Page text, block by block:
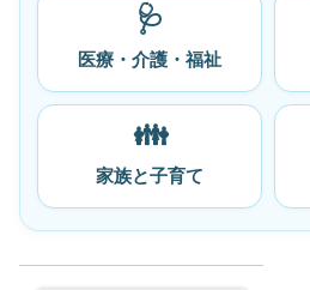
🩺
医療・介護・福祉
👪
家族と子育て